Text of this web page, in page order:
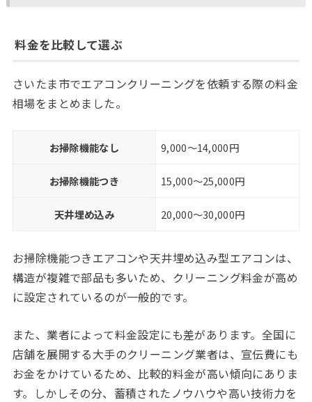
料金を比較して選ぶ
さいたま市でエアコンクリーニングを依頼する際の料金
相場をまとめました。
お掃除機能なし 9,000〜14,000円
お掃除機能つき 15,000〜25,000円
天井埋め込み 20,000〜30,000円
お掃除機能つきエアコンや天井埋め込み型エアコンは、
構造が複雑で部品も多いため、クリーニング料金が高め
に設定されているのが一般的です。
また、業者によって料金設定にも差があります。全国に
店舗を展開する大手のクリーニング業者は、宣伝費にも
お金をかけているため、比較的料金が高い傾向にありま
す。しかしその分、蓄積されたノウハウや高い技術力を